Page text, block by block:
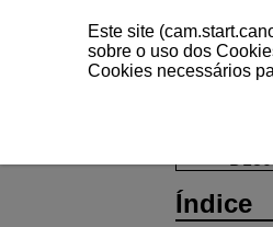
Índice
Este site
sobre o uso dos
Cookies necessários